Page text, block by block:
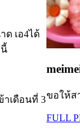
ด เอ4ได้
าเดือนที่ 3ขอให้ส
FULL